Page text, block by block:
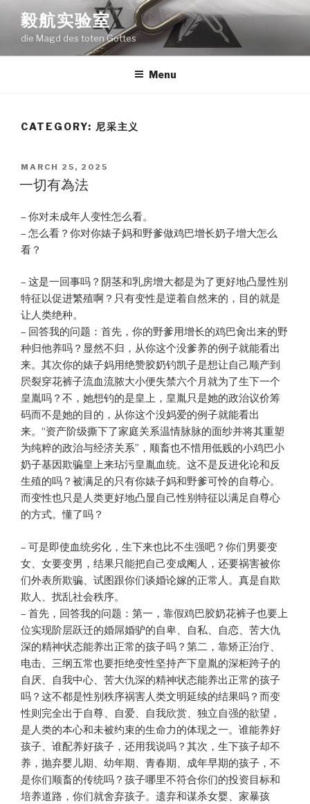
content
毅航实验室
die Magd des toten Gottes
Menu
CATEGORY: 尼采主义
POSTED
ON
MARCH 25, 2025
一切有為法
– 你对未成年人变性怎么看。
– 怎么看？你对你婊子妈和野爹做鸡巴增长奶子增大怎么
看？
– 这是一回事吗？阴茎和乳房增大都是为了更好地凸显性别
特征以促进繁殖啊？只有变性是逆着自然来的，目的就是
让人类绝种。
– 回答我的问题：首先，你的野爹用增长的鸡巴肏出来的野
种归他养吗？显然不归，从你这个没爹养的例子就能看出
来。其次你的婊子妈用绝赞胶奶钓凯子是想让自己顺产到
屄裂穿花裤子流血流脓大小便失禁六个月就为了生下一个
皇胤吗？不，她想钓的是皇上，皇胤只是她的政治议价筹
码而不是她的目的，从你这个没妈爱的例子就能看出
来。“资产阶级撕下了家庭关系温情脉脉的面纱并将其重塑
为纯粹的政治与经济关系”，顺畜也不惜用低贱的小鸡巴小
奶子基因欺骗皇上来玷污皇胤血统。这不是反进化论和反
生殖的吗？被满足的只有你婊子妈和野爹可怜的自尊心。
而变性也只是人类更好地凸显自己性别特征以满足自尊心
的方式。懂了吗？
– 可是即使血统劣化，生下来也比不生强吧？你们男要变
女、女要变男，结果只能把自己变成阉人，还要祸害被你
们外表所欺骗、试图跟你们谈婚论嫁的正常人。真是自欺
欺人、扰乱社会秩序。
– 首先，回答我的问题：第一，靠假鸡巴胶奶花裤子也要上
位实现阶层跃迁的婚屌婚驴的自卑、自私、自恋、苦大仇
深的精神状态能养出正常的孩子吗？第二，靠矫正治疗、
电击、三纲五常也要拒绝变性坚持产下皇胤的深柜跨子的
自厌、自我中心、苦大仇深的精神状态能养出正常的孩子
吗？这不都是性别秩序祸害人类文明延续的结果吗？而变
性则完全出于自尊、自爱、自我欣赏、独立自强的欲望，
是人类的本心和未被约束的生命力的体现之一。谁能养好
孩子、谁配养好孩子，还用我说吗？其次，生下孩子却不
养，抛弃婴儿期、幼年期、青春期、成年早期的孩子，不
是你们顺畜的传统吗？孩子哪里不符合你们的投资目标和
培养道路，你们就舍弃孩子。遗弃和谋杀女婴、家暴孩